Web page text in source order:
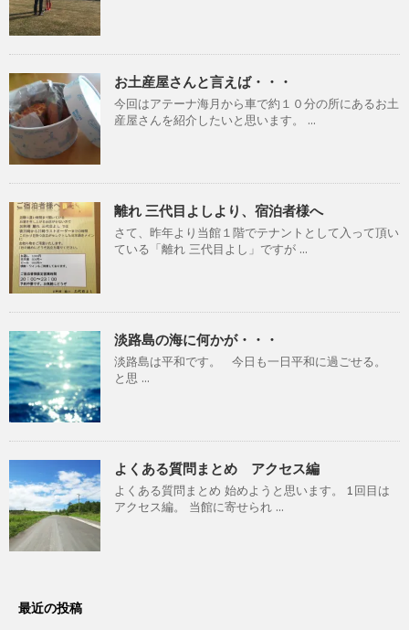
お土産屋さんと言えば・・・
今回はアテーナ海月から車で約１０分の所にあるお土
産屋さんを紹介したいと思います。 ...
離れ 三代目よしより、宿泊者様へ
さて、昨年より当館１階でテナントとして入って頂い
ている「離れ 三代目よし」ですが ...
淡路島の海に何かが・・・
淡路島は平和です。 今日も一日平和に過ごせる。
と思 ...
よくある質問まとめ アクセス編
よくある質問まとめ 始めようと思います。 1回目は
アクセス編。 当館に寄せられ ...
最近の投稿